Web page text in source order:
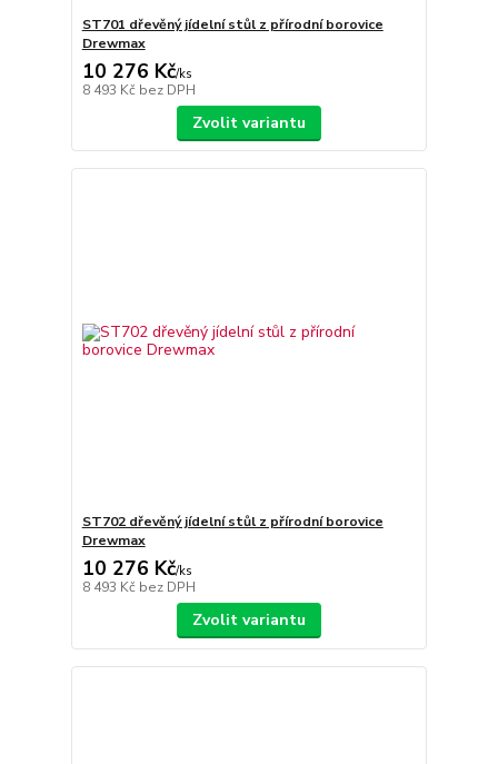
ST701 dřevěný jídelní stůl z přírodní borovice
Drewmax
10 276 Kč/ks
8 493 Kč bez DPH
Zvolit variantu
ST702 dřevěný jídelní stůl z přírodní borovice
Drewmax
10 276 Kč/ks
8 493 Kč bez DPH
Zvolit variantu